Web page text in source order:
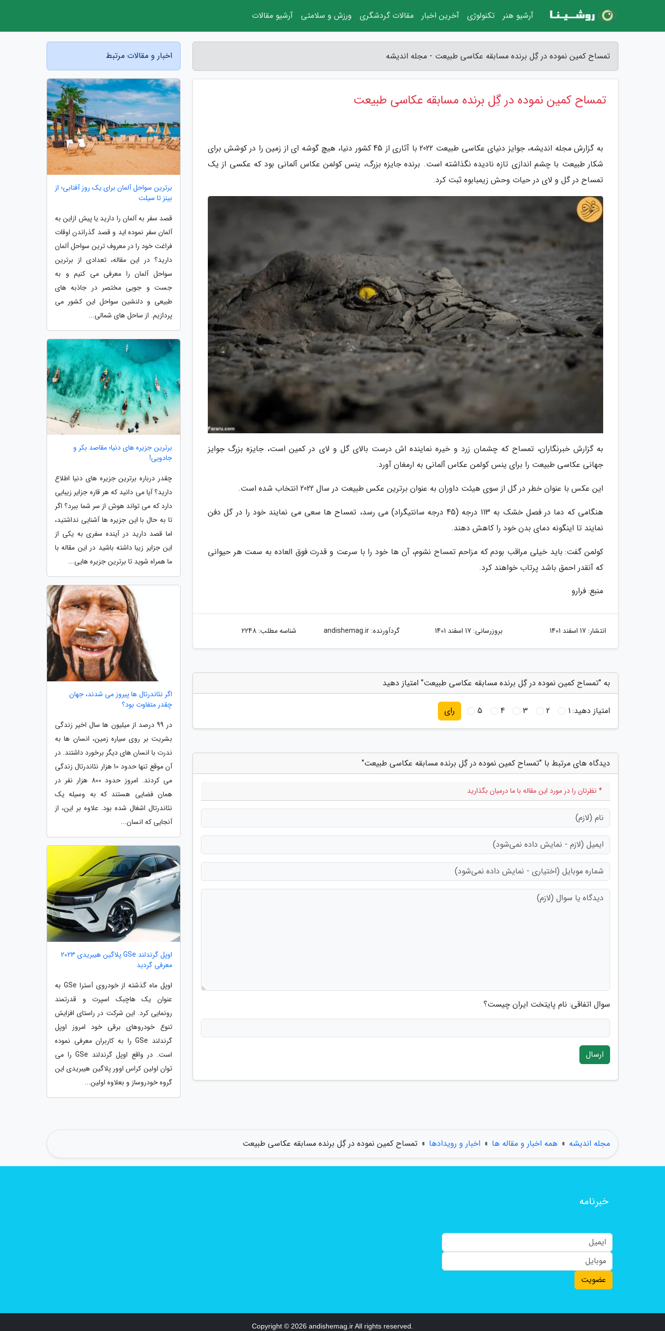
تمساح کمین نموده در گِل برنده مسابقه عکاسی طبیعت - مجله اندیشه
تمساح کمین نموده در گِل برنده مسابقه عکاسی طبیعت
به گزارش مجله اندیشه، جوایز دنیای عکاسی طبیعت 2022 با آثاری از 45 کشور دنیا، هیچ گوشه ای از زمین را در کوشش برای
شکار طبیعت با چشم اندازی تازه نادیده نگذاشته است. برنده جایزه بزرگ، ینس کولمن عکاس آلمانی بود که عکسی از یک
تمساح در گل و لای در حیات وحش زیمبابوه ثبت کرد.
به گزارش خبرنگاران، تمساح که چشمان زرد و خیره نماینده اش درست بالای گل و لای در کمین است، جایزه بزرگ جوایز
جهانی عکاسی طبیعت را برای ینس کولمن عکاس آلمانی به ارمغان آورد.
این عکس با عنوان خطر در گل از سوی هیئت داوران به عنوان برترین عکس طبیعت در سال 2022 انتخاب شده است.
هنگامی که دما در فصل خشک به 113 درجه (45 درجه سانتیگراد) می رسد، تمساح ها سعی می نمایند خود را در گل دفن
نمایند تا اینگونه دمای بدن خود را کاهش دهند.
کولمن گفت: باید خیلی مراقب بودم که مزاحم تمساح نشوم، آن ها خود را با سرعت و قدرت فوق العاده به سمت هر حیوانی
که آنقدر احمق باشد پرتاب خواهند کرد.
منبع: فرارو
انتشار: 17 اسفند 1401 بروزرسانی: 17 اسفند 1401 گردآورنده:andishemag.ir شناسه مطلب: 2248
به "تمساح کمین نموده در گِل برنده مسابقه عکاسی طبیعت" امتیاز دهید
امتیاز دهید:1
2
3
4
5 رای
دیدگاه های مرتبط با "تمساح کمین نموده در گِل برنده مسابقه عکاسی طبیعت"
* نظرتان را در مورد این مقاله با ما درمیان بگذارید
سوال اتفاقی: نام پایتخت ایران چیست؟
ارسال
اخبار و مقالات مرتبط
برترین سواحل آلمان برای یک روز آفتابی؛ از
بینز تا سیلت
قصد سفر به آلمان را دارید یا پیش ازاین به
آلمان سفر نموده اید و قصد گذراندن اوقات
فراغت خود را در معروف ترین سواحل آلمان
دارید؟ در این مقاله، تعدادی از برترین
سواحل آلمان را معرفی می کنیم و به
جست و جویی مختصر در جاذبه های
طبیعی و دلنشین سواحل این کشور می
پردازیم. از ساحل های شمالی...
برترین جزیره های دنیا؛ مقاصد بکر و
جادویی!
چقدر درباره برترین جزیره های دنیا اطلاع
دارید؟ آیا می دانید که هر قاره جزایر زیبایی
دارد که می تواند هوش از سر شما ببرد؟ اگر
تا به حال با این جزیره ها آشنایی نداشتید،
اما قصد دارید در آینده سفری به یکی از
این جزایر زیبا داشته باشید در این مقاله با
ما همراه شوید تا برترین جزیره هایی...
اگر نئاندرتال ها پیروز می شدند، جهان
چقدر متفاوت بود؟
در 99 درصد از میلیون ها سال اخیر زندگی
بشریت بر روی سیاره زمین، انسان ها به
ندرت با انسان های دیگر برخورد داشتند. در
آن موقع تنها حدود 10 هزار نئاندرتال زندگی
می کردند. امروز حدود 800 هزار نفر در
همان فضایی هستند که به وسیله یک
نئاندرتال اشغال شده بود. علاوه بر این، از
آنجایی که انسان...
اوپل گرندلند GSe پلاگین هیبریدی 2023
معرفی گردید
اوپل ماه گذشته از خودروی آسترا GSe به
عنوان یک هاچبک اسپرت و قدرتمند
رونمایی کرد. این شرکت در راستای افزایش
تنوع خودروهای برقی خود امروز اوپل
گرندلند GSe را به کاربران معرفی نموده
است. در واقع اوپل گرندلند GSe را می
توان اولین کراس اوور پلاگین هیبریدی این
گروه خودروساز و بعلاوه اولین...
مجله اندیشه » همه اخبار و مقاله ها » اخبار و رویدادها » تمساح کمین نموده در گِل برنده مسابقه عکاسی طبیعت
آرشیو هنر تکنولوژی آخرین اخبار مقالات گردشگری ورزش و سلامتی آرشیو مقالات
خبرنامه
عضویت
Copyright © 2026 andishemag.ir All rights reserved.